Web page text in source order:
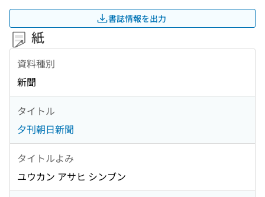
書誌情報を出力
紙
資料種別
新聞
タイトル
夕刊朝日新聞
タイトルよみ
ユウカン アサヒ シンブン